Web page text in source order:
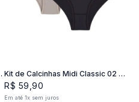
Kit de Calcinhas Midi Classic 02 -
2 und
R$ 59 ,90
Em até 1x sem juros